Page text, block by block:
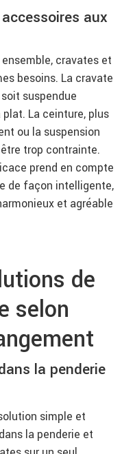
aux
cravates et
besoins. La cravate
suspendue
La ceinture, plus
ou la suspension
trop contrainte.
prend en compte
de façon intelligente,
et agréable
de
selon
la penderie
simple et
la penderie et